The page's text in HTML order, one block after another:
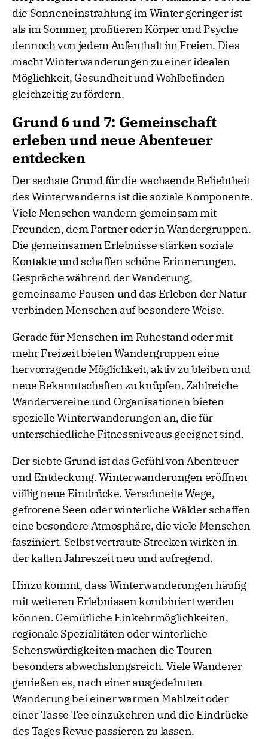
die Sonneneinstrahlung im Winter geringer ist
als im Sommer, profitieren Körper und Psyche
dennoch von jedem Aufenthalt im Freien. Dies
macht Winterwanderungen zu einer idealen
Möglichkeit, Gesundheit und Wohlbefinden
gleichzeitig zu fördern.
Grund 6 und 7: Gemeinschaft
erleben und neue Abenteuer
entdecken
Der sechste Grund für die wachsende Beliebtheit
des Winterwanderns ist die soziale Komponente.
Viele Menschen wandern gemeinsam mit
Freunden, dem Partner oder in Wandergruppen.
Die gemeinsamen Erlebnisse stärken soziale
Kontakte und schaffen schöne Erinnerungen.
Gespräche während der Wanderung,
gemeinsame Pausen und das Erleben der Natur
verbinden Menschen auf besondere Weise.
Gerade für Menschen im Ruhestand oder mit
mehr Freizeit bieten Wandergruppen eine
hervorragende Möglichkeit, aktiv zu bleiben und
neue Bekanntschaften zu knüpfen. Zahlreiche
Wandervereine und Organisationen bieten
spezielle Winterwanderungen an, die für
unterschiedliche Fitnessniveaus geeignet sind.
Der siebte Grund ist das Gefühl von Abenteuer
und Entdeckung. Winterwanderungen eröffnen
völlig neue Eindrücke. Verschneite Wege,
gefrorene Seen oder winterliche Wälder schaffen
eine besondere Atmosphäre, die viele Menschen
fasziniert. Selbst vertraute Strecken wirken in
der kalten Jahreszeit neu und aufregend.
Hinzu kommt, dass Winterwanderungen häufig
mit weiteren Erlebnissen kombiniert werden
können. Gemütliche Einkehrmöglichkeiten,
regionale Spezialitäten oder winterliche
Sehenswürdigkeiten machen die Touren
besonders abwechslungsreich. Viele Wanderer
genießen es, nach einer ausgedehnten
Wanderung bei einer warmen Mahlzeit oder
einer Tasse Tee einzukehren und die Eindrücke
des Tages Revue passieren zu lassen.